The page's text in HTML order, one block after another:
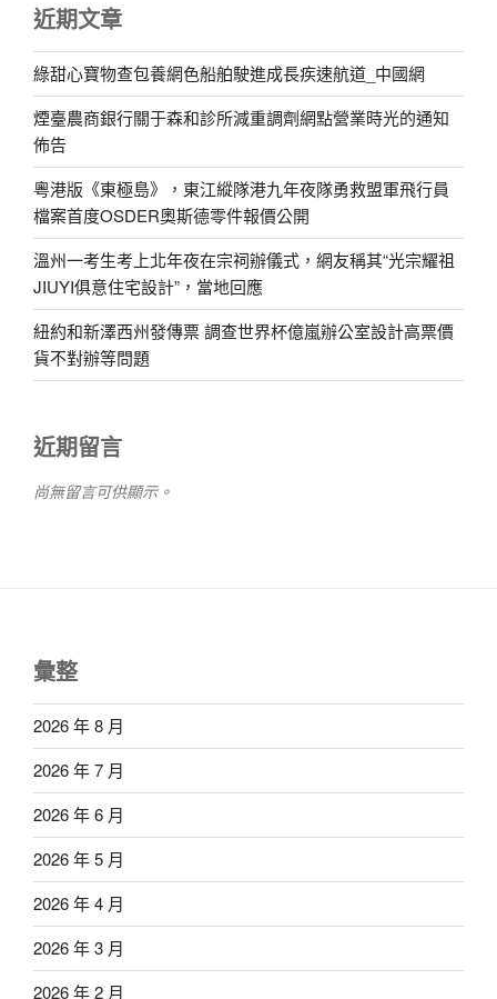
近期文章
綠甜心寶物查包養網色船舶駛進成長疾速航道_中國網
煙臺農商銀行關于森和診所減重調劑網點營業時光的通知
佈告
粵港版《東極島》，東江縱隊港九年夜隊勇救盟軍飛行員
檔案首度OSDER奧斯德零件報價公開
溫州一考生考上北年夜在宗祠辦儀式，網友稱其“光宗耀祖
JIUYI俱意住宅設計”，當地回應
紐約和新澤西州發傳票 調查世界杯億嵐辦公室設計高票價
貨不對辦等問題
近期留言
尚無留言可供顯示。
彙整
2026 年 8 月
2026 年 7 月
2026 年 6 月
2026 年 5 月
2026 年 4 月
2026 年 3 月
2026 年 2 月